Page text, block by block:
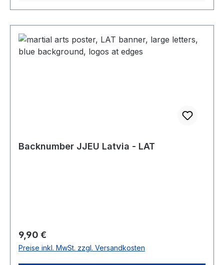
Backnumber JJEU Latvia - LAT
Regulärer Preis:
9,90 €
Preise inkl. MwSt. zzgl. Versandkosten